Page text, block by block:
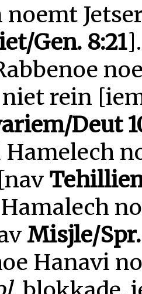
noemt
Gen. 8:21].
rein
Deut
Hamelech
Misjle/Spr.
Hanavi